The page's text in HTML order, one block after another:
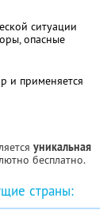
ситуации
опасные
и применяется
уникальная
бесплатно.
страны: